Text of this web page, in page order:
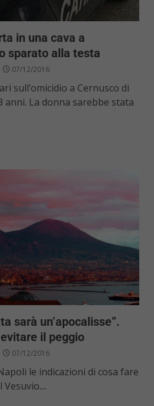
in una cava a
sparato alla testa
07/12/2016
sull’omicidio a Cernusco di
anni. La donna sarebbe stata
sarà un’apocalisse”.
il peggio
07/12/2016
le indicazioni di cosa fare